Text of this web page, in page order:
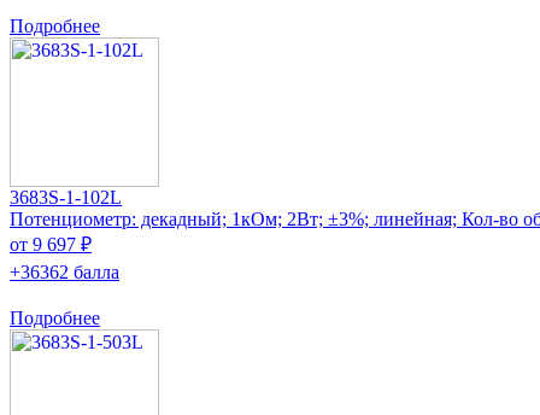
Подробнее
3683S-1-102L
Потенциометр: декадный; 1кОм; 2Вт; ±3%; линейная; Кол-во
от 9 697 ₽
+36362 балла
Подробнее